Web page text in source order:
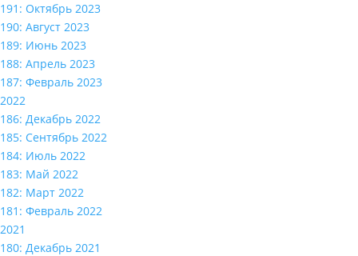
191: Октябрь 2023
190: Август 2023
189: Июнь 2023
188: Апрель 2023
187: Февраль 2023
2022
186: Декабрь 2022
185: Сентябрь 2022
184: Июль 2022
183: Май 2022
182: Март 2022
181: Февраль 2022
2021
180: Декабрь 2021